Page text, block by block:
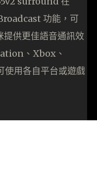
功能，可
供更佳語音通訊效
、Xbox、
用各自平台或遊戲